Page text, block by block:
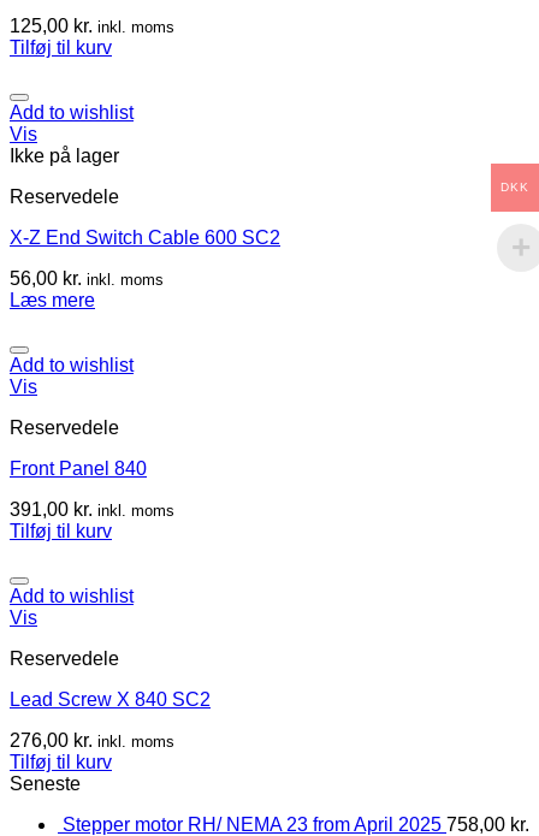
125,00 kr. inkl. moms
Tilføj til kurv
Add to wishlist
Vis
Ikke på lager
Reservedele
X-Z End Switch Cable 600 SC2
56,00 kr. inkl. moms
Læs mere
Add to wishlist
Vis
Reservedele
Front Panel 840
391,00 kr. inkl. moms
Tilføj til kurv
Add to wishlist
Vis
Reservedele
Lead Screw X 840 SC2
276,00 kr. inkl. moms
Tilføj til kurv
Seneste
Stepper motor RH/ NEMA 23 from April 2025 758,00 kr.
DKK